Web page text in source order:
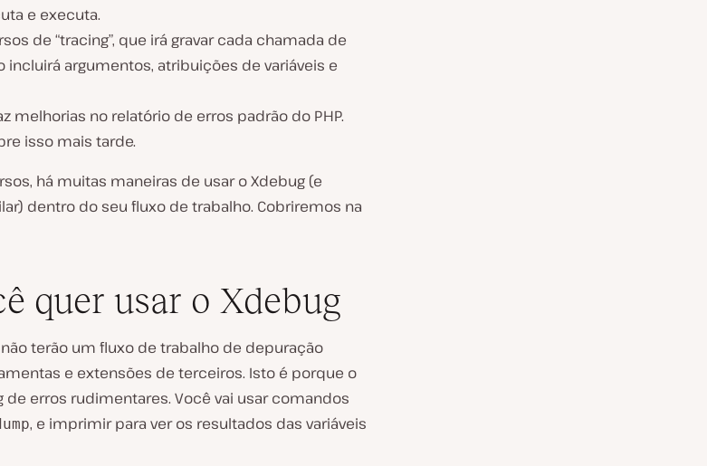
e executa.
de “tracing”, que irá gravar cada chamada de
incluirá argumentos, atribuições de variáveis e
melhorias no relatório de erros padrão do PHP.
isso mais tarde.
há muitas maneiras de usar o Xdebug (e
dentro do seu fluxo de trabalho. Cobriremos na
quer usar o Xdebug
terão um fluxo de trabalho de depuração
e extensões de terceiros. Isto é porque o
de erros rudimentares. Você vai usar comandos
, e imprimir para ver os resultados das variáveis